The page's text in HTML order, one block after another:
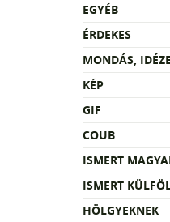
EGYÉB
ÉRDEKES
MONDÁS,
KÉP
GIF
COUB
ISMERT
ISMERT
HÖLGYEKNEK